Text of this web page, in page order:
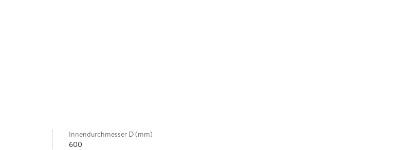
Innendurchmesser D (mm)
600